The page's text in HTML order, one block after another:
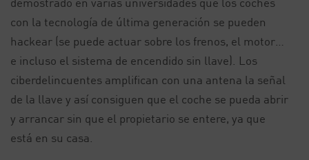
con la tecnología de última generación se pueden
hackear (se puede actuar sobre los frenos, el motor…
e incluso el sistema de encendido sin llave). Los
ciberdelincuentes amplifican con una antena la señal
de la llave y así consiguen que el coche se pueda abrir
y arrancar sin que el propietario se entere, ya que
está en su casa.